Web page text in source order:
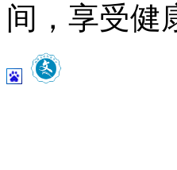
间，享受健